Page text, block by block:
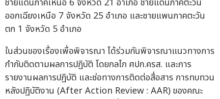
ชายแดนภาคเหนือ 6 จังหวัด 21 อำเภอ ชายแดนภาคตะวัน
ออกเฉียงเหนือ 7 จังหวัด 25 อำเภอ และชายแพนภาคตะวัน
ตก 1 จังหวัด 5 อำเภอ
ในส่วนของเรื่องเพื่อพิจารณา ได้ร่วมกันพิจารณาแนวทางการ
กำกับติดตามผลการปฏิบัติ โดยกลไก ศปก.ครส. และการ
รายงานผลการปฏิบัติ และช่อทางการติดต่อสื่อสาร การทบทวน
หลังปฏิบัติงาน (After Action Review : AAR) ของคณะ